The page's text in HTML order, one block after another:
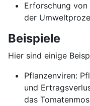
Erforschung
der
Beispiele
Hier sind einige
Pflanzenviren:
und
das